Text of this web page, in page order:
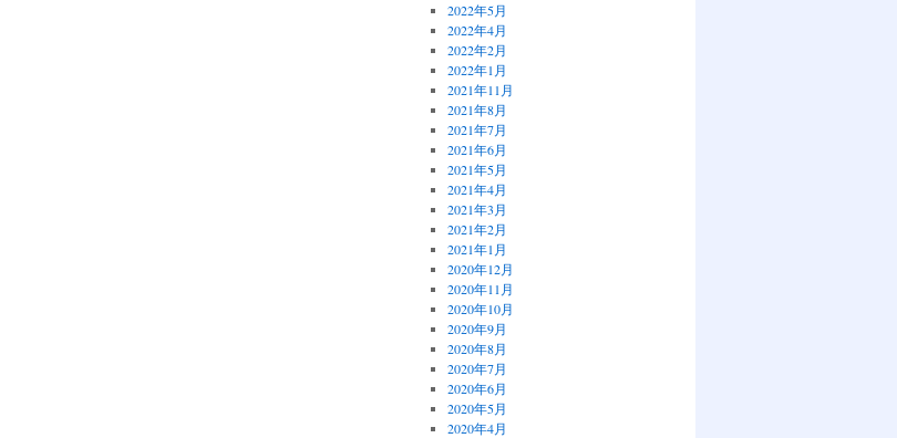
2022年5月
2022年4月
2022年2月
2022年1月
2021年11月
2021年8月
2021年7月
2021年6月
2021年5月
2021年4月
2021年3月
2021年2月
2021年1月
2020年12月
2020年11月
2020年10月
2020年9月
2020年8月
2020年7月
2020年6月
2020年5月
2020年4月